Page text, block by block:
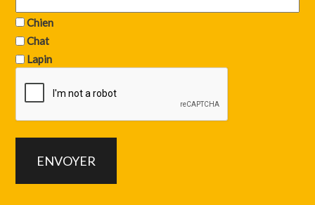
Chien
Chat
Lapin